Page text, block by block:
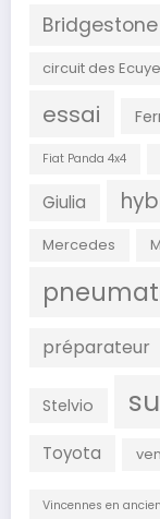
Bridgestone
circuit des
essai
Fiat Panda 4x4
Giulia
Mercedes
préparateur
Stelvio
Toyota
Vincennes en